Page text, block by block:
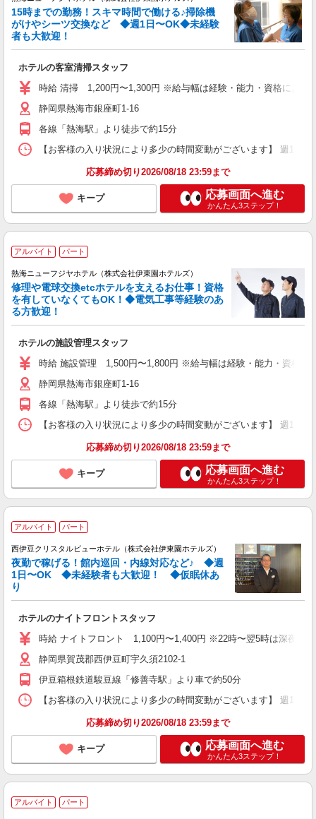
15時までの勤務！スキマ時間で働ける♪掃除機
がけやシーツ交換など ◆週1日〜OK◆未経験
者も大歓迎！
ホテルの客室清掃スタッフ
時給 清掃 1,200円〜1,300円 ※給与幅は経験・能力・資格による
静岡県熱海市銀座町1-16
各線「熱海駅」より徒歩で約15分
【お客様の入り状況により多少の時間変動がございます】 週1日
応募締め切り2026/08/18 23:59まで
キープ 応募画面へ進む
かんたん3ステップ！
アルバイト パート
熱海ニューフジヤホテル（株式会社伊東園ホテルズ）
修理や電球交換etcホテルを支えるお仕事！資格
を有していなくてもOK！◆電気工事等経験のあ
る方歓迎！
ホテルの施設管理スタッフ
時給 施設管理 1,500円〜1,800円 ※給与幅は経験・能力・資格に
静岡県熱海市銀座町1-16
各線「熱海駅」より徒歩で約15分
【お客様の入り状況により多少の時間変動がございます】 週1日
応募締め切り2026/08/18 23:59まで
キープ 応募画面へ進む
かんたん3ステップ！
アルバイト パート
西伊豆クリスタルビューホテル（株式会社伊東園ホテルズ）
夜勤で稼げる！館内巡回・内線対応など♪ ◆週
1日〜OK ◆未経験者も大歓迎！ ◆仮眠休あ
り
ホテルのナイトフロントスタッフ
時給 ナイトフロント 1,100円〜1,400円 ※22時〜翌5時は深夜時
静岡県賀茂郡西伊豆町宇久須2102-1
伊豆箱根鉄道駿豆線「修善寺駅」より車で約50分
【お客様の入り状況により多少の時間変動がございます】 週1
応募締め切り2026/08/18 23:59まで
キープ 応募画面へ進む
かんたん3ステップ！
アルバイト パート